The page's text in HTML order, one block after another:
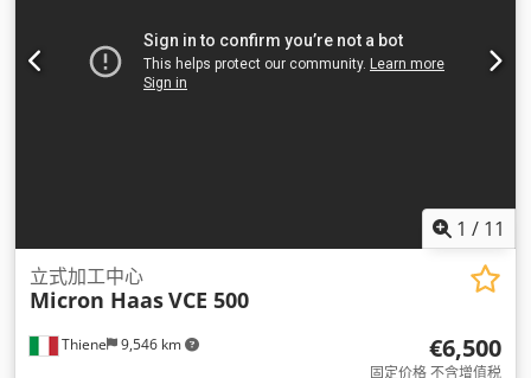
1 / 11
Thiene 9,546 km
立式加工中心
Micron HaasVCE 500
€6,500
固定价格 不含增值税